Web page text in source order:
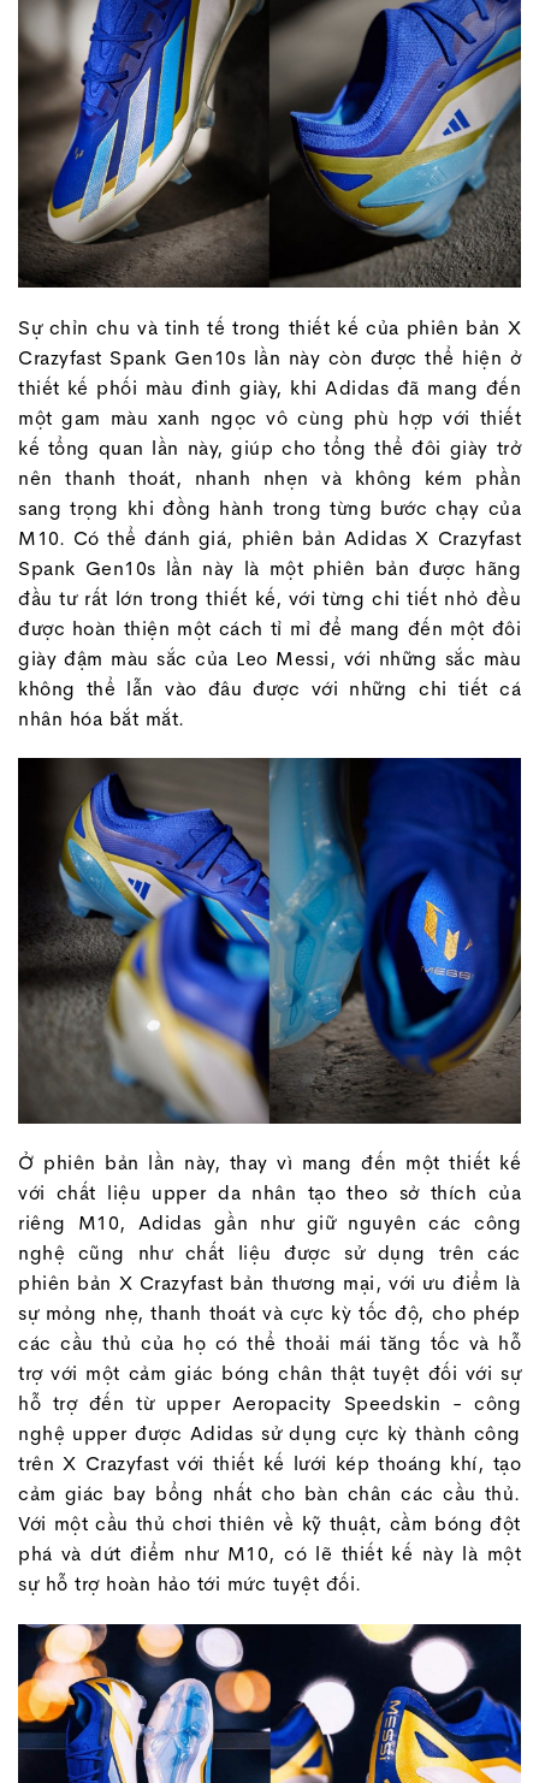
Sự chỉn chu và tinh tế trong thiết kế của phiên bản X
Crazyfast Spank Gen10s lần này còn được thể hiện ở
thiết kế phối màu đinh giày, khi Adidas đã mang đến
một gam màu xanh ngọc vô cùng phù hợp với thiết
kế tổng quan lần này, giúp cho tổng thể đôi giày trở
nên thanh thoát, nhanh nhẹn và không kém phần
sang trọng khi đồng hành trong từng bước chạy của
M10. Có thể đánh giá, phiên bản Adidas X Crazyfast
Spank Gen10s lần này là một phiên bản được hãng
đầu tư rất lớn trong thiết kế, với từng chi tiết nhỏ đều
được hoàn thiện một cách tỉ mỉ để mang đến một đôi
giày đậm màu sắc của Leo Messi, với những sắc màu
không thể lẫn vào đâu được với những chi tiết cá
nhân hóa bắt mắt.
Ở phiên bản lần này, thay vì mang đến một thiết kế
với chất liệu upper da nhân tạo theo sở thích của
riêng M10, Adidas gần như giữ nguyên các công
nghệ cũng như chất liệu được sử dụng trên các
phiên bản X Crazyfast bản thương mại, với ưu điểm là
sự mỏng nhẹ, thanh thoát và cực kỳ tốc độ, cho phép
các cầu thủ của họ có thể thoải mái tăng tốc và hỗ
trợ với một cảm giác bóng chân thật tuyệt đối với sự
hỗ trợ đến từ upper Aeropacity Speedskin - công
nghệ upper được Adidas sử dụng cực kỳ thành công
trên X Crazyfast với thiết kế lưới kép thoáng khí, tạo
cảm giác bay bổng nhất cho bàn chân các cầu thủ.
Với một cầu thủ chơi thiên về kỹ thuật, cầm bóng đột
phá và dứt điểm như M10, có lẽ thiết kế này là một
sự hỗ trợ hoàn hảo tới mức tuyệt đối.